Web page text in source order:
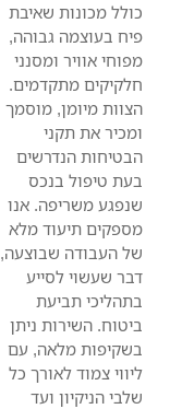
כולל מכונות שאיבת
פיח בעוצמה גבוהה,
מפוחי אוויר ומסנני
חלקיקים מתקדמים.
הצוות מיומן, מוסמך
ומכיר את תקני
הבטיחות הנדרשים
בעת טיפול בנכס
שנפגע משריפה. אנו
מספקים תיעוד מלא
של העבודה שבוצעה,
דבר שעשוי לסייע
בתהליכי תביעת
ביטוח. השירות ניתן
בשקיפות מלאה, עם
ליווי צמוד לאורך כל
שלבי הניקיון ועד